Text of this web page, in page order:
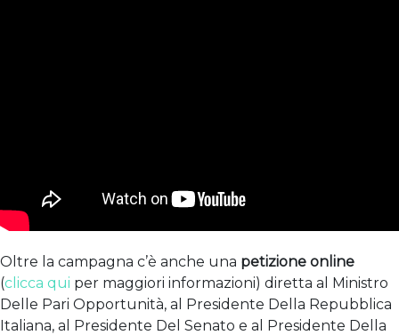
Oltre la campagna c’è anche una petizione online
(clicca qui per maggiori informazioni) diretta al Ministro
Delle Pari Opportunità, al Presidente Della Repubblica
Italiana, al Presidente Del Senato e al Presidente Della